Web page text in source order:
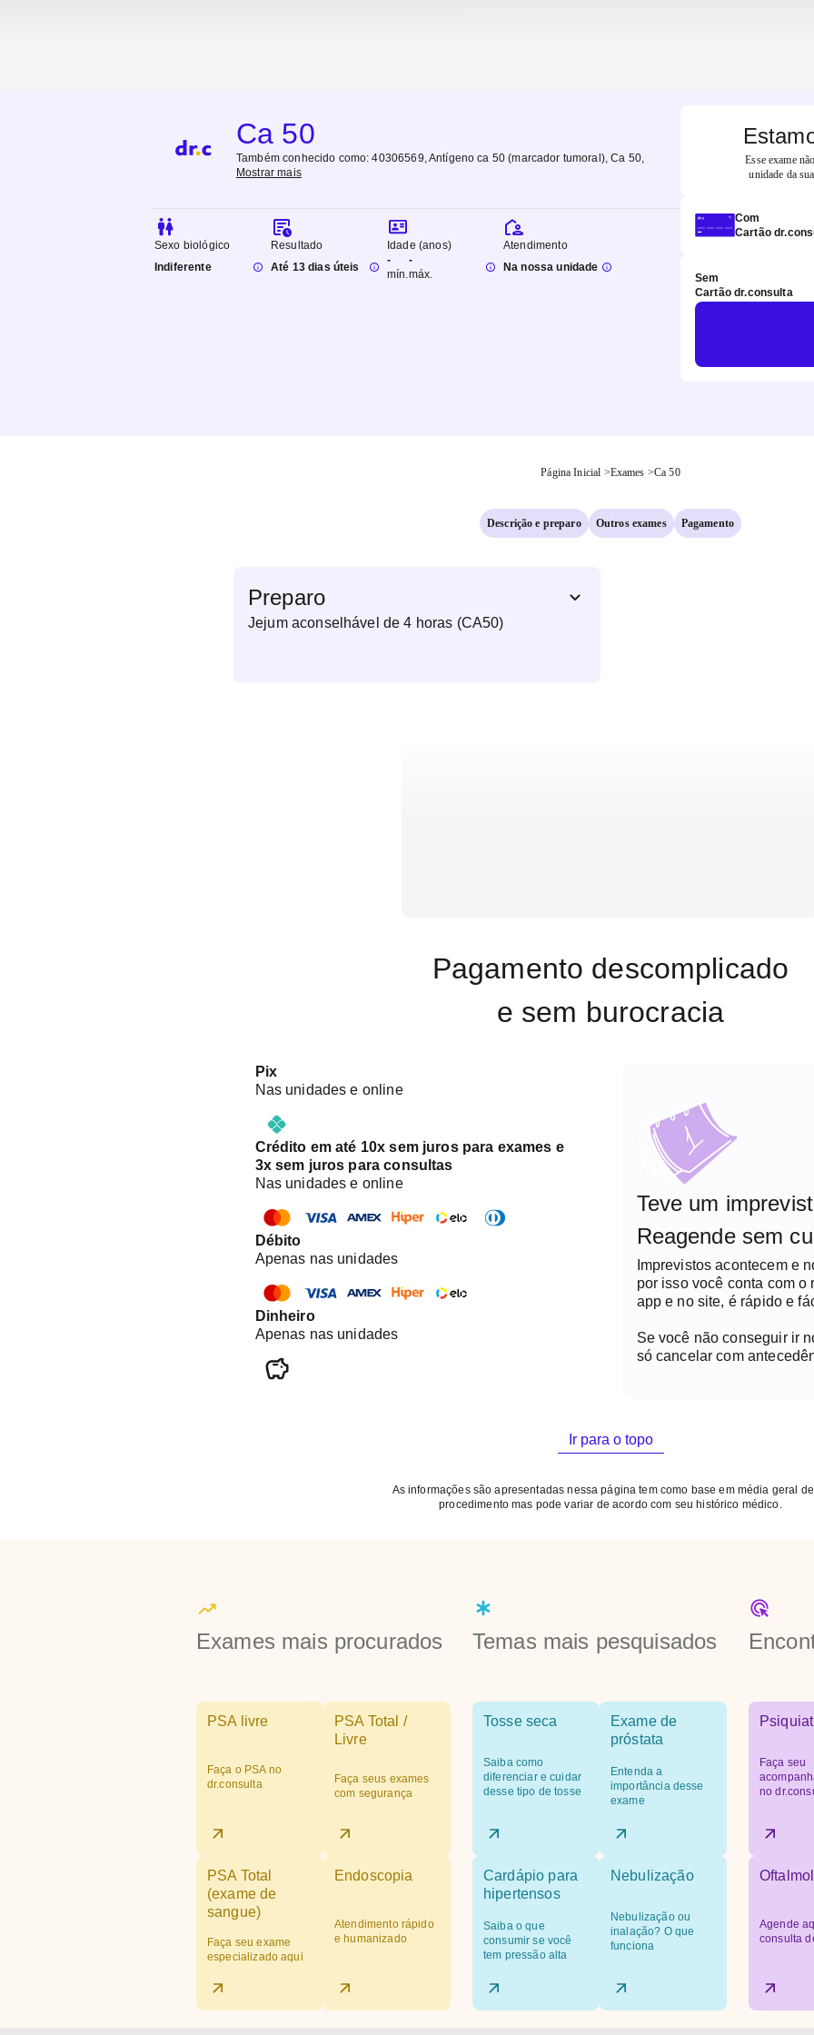
Ca 50
Também conhecido como:40306569, Antígeno ca 50 (marcador tumoral), Ca 50,
Mostrar mais
Sexo biológico
Indiferente
Resultado
Até 13 dias úteis
Idade (anos)
-
mín.
-
máx.
Atendimento
Na nossa unidade
Esse exame
unidade da
Com
Cartão
Sem
Cartão dr.consulta
Página Inicial >Exames >Ca 50
Descrição e preparo Outros exames Pagamento
Preparo
Jejum aconselhável de 4 horas (CA50)
Pagamento descomplicado
e sem burocracia
Pix
Nas unidades e online
Crédito em até 10x sem juros para exames e
3x sem juros para consultas
Nas unidades e online
Débito
Apenas nas unidades
Dinheiro
Apenas nas unidades
Teve um
Reagende sem
Imprevistos acontecem e
por isso você conta com o
app e no site, é rápido e
Se você não conseguir ir
só cancelar com
Ir para o topo
As informações são apresentadas nessa página tem como base em média geral
procedimento mas pode variar de acordo com seu histórico médico.
Exames mais procurados
PSA livre
Faça o PSA no
dr.consulta
PSA Total /
Livre
Faça seus exames
com segurança
PSA Total
(exame de
sangue)
Faça seu exame
especializado aqui
Endoscopia
Atendimento rápido
e humanizado
Temas mais pesquisados
Tosse seca
Saiba como
diferenciar e cuidar
desse tipo de tosse
Exame de
próstata
Entenda a
importância desse
exame
Cardápio para
hipertensos
Saiba o que
consumir se você
tem pressão alta
Nebulização
Nebulização ou
inalação? O que
funciona
Faça seu
no
Agende
consulta